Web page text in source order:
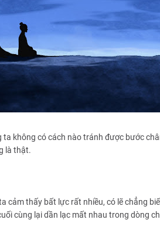
không có cách nào tránh được bước
là thật.
cảm thấy bất lực rất nhiều, có lẽ chẳng
cùng lại dần lạc mất nhau trong dòng